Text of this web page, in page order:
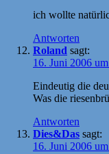
ich wollte
Antworten
Roland sagt:
16. Juni 2006
Eindeutig die
Was die
Antworten
Dies&Das sagt:
16. Juni 2006